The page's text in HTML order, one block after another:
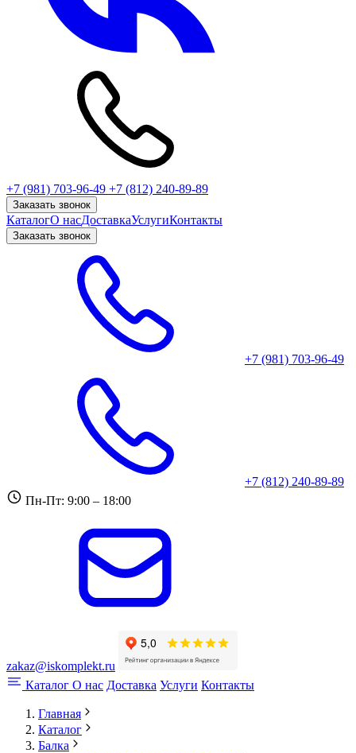
+7 (981) 703-96-49 +7 (812) 240-89-89
Заказать звонок
КаталогО насДоставкаУслугиКонтакты
Заказать звонок
+7 (981) 703-96-49
+7 (812) 240-89-89
Пн-Пт: 9:00 – 18:00
zakaz@iskomplekt.ru
Каталог О нас Доставка Услуги Контакты
Главная
Каталог
Балка